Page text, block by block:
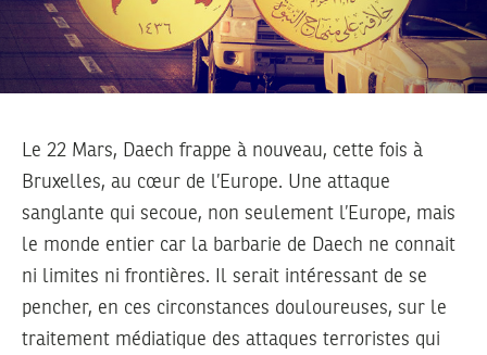
Le 22 Mars, Daech frappe à nouveau, cette fois à
Bruxelles, au cœur de l’Europe. Une attaque
sanglante qui secoue, non seulement l’Europe, mais
le monde entier car la barbarie de Daech ne connait
ni limites ni frontières. Il serait intéressant de se
pencher, en ces circonstances douloureuses, sur le
traitement médiatique des attaques terroristes qui